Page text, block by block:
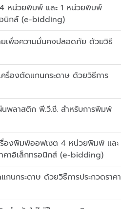
4 หน่วยพิมพ์ และ 1 หน่วยพิมพ์
อนิกส์ (e-bidding)
ยเพื่อความมั่นคงปลอดภัย ด้วยวิธี
ครื่องตัดแกนกระดาษ ด้วยวิธีการ
นพลาสติก พี.วี.ซี. สำหรับการพิมพ์
ครื่องพิมพ์ออฟเซต 4 หน่วยพิมพ์ และ
คาอิเล็กทรอนิกส์ (e-bidding)
กนกระดาษ ด้วยวิธ๊การประกวดราคา